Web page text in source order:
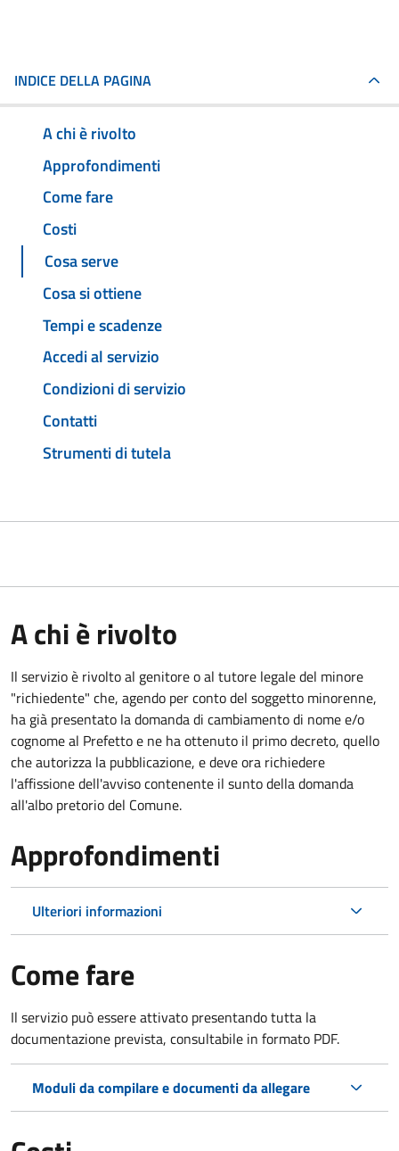
INDICE DELLA PAGINA
A chi è rivolto
Approfondimenti
Come fare
Costi
Cosa serve
Cosa si ottiene
Tempi e scadenze
Accedi al servizio
Condizioni di servizio
Contatti
Strumenti di tutela
A chi è rivolto
Il servizio è rivolto al genitore o al tutore legale del minore
"richiedente" che, agendo per conto del soggetto minorenne,
ha già presentato la domanda di cambiamento di nome e/o
cognome al Prefetto e ne ha ottenuto il primo decreto, quello
che autorizza la pubblicazione, e deve ora richiedere
l'affissione dell'avviso contenente il sunto della domanda
all'albo pretorio del Comune.
Approfondimenti
Ulteriori informazioni
Come fare
Il servizio può essere attivato presentando tutta la
documentazione prevista, consultabile in formato PDF.
Moduli da compilare e documenti da allegare